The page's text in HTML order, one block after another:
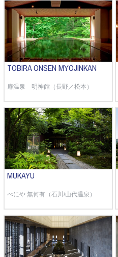
TOBIRA ONSEN MYOJINKAN
扉温泉 明神館（長野／松本）
MUKAYU
べにや 無何有（石川/山代温泉）